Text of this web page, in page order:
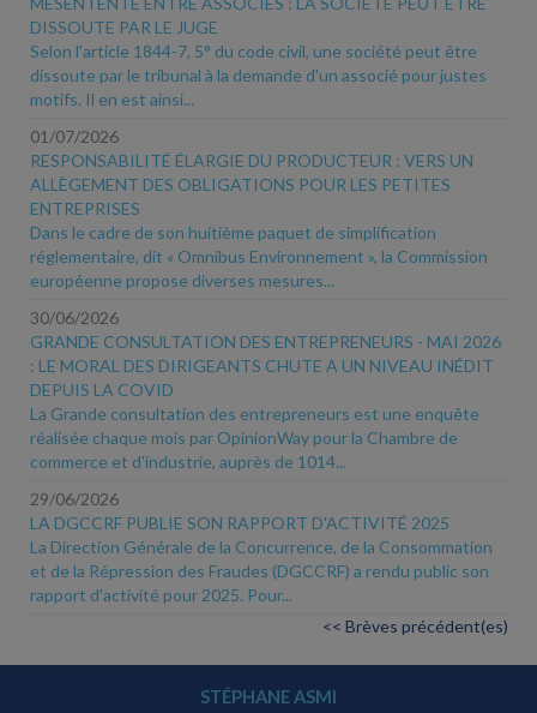
DISSOUTE PAR LE JUGE
Selon l'article 1844-7, 5° du code civil, une société peut être
dissoute par le tribunal à la demande d'un associé pour justes
motifs. Il en est ainsi...
01/07/2026
RESPONSABILITÉ ÉLARGIE DU PRODUCTEUR : VERS UN
ALLÈGEMENT DES OBLIGATIONS POUR LES PETITES
ENTREPRISES
Dans le cadre de son huitième paquet de simplification
réglementaire, dit « Omnibus Environnement », la Commission
européenne propose diverses mesures...
30/06/2026
GRANDE CONSULTATION DES ENTREPRENEURS - MAI 2026
: LE MORAL DES DIRIGEANTS CHUTE A UN NIVEAU INÉDIT
DEPUIS LA COVID
La Grande consultation des entrepreneurs est une enquête
réalisée chaque mois par OpinionWay pour la Chambre de
commerce et d'industrie, auprès de 1014...
29/06/2026
LA DGCCRF PUBLIE SON RAPPORT D'ACTIVITÉ 2025
La Direction Générale de la Concurrence, de la Consommation
et de la Répression des Fraudes (DGCCRF) a rendu public son
rapport d'activité pour 2025. Pour...
<< Brèves précédent(es)
STÉPHANE ASMI